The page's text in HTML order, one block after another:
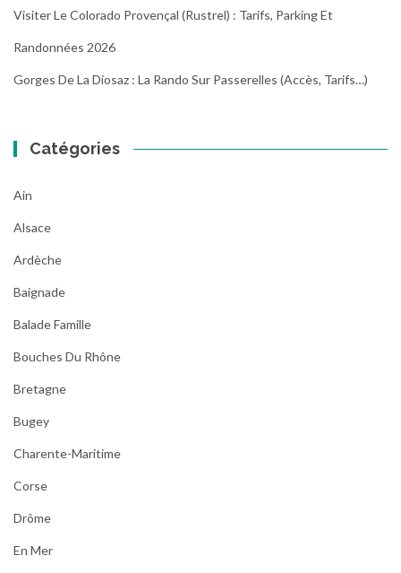
Visiter Le Colorado Provençal (Rustrel) : Tarifs, Parking Et
Randonnées 2026
Gorges De La Diosaz : La Rando Sur Passerelles (Accès, Tarifs…)
Catégories
Ain
Alsace
Ardèche
Baignade
Balade Famille
Bouches Du Rhône
Bretagne
Bugey
Charente-Maritime
Corse
Drôme
En Mer